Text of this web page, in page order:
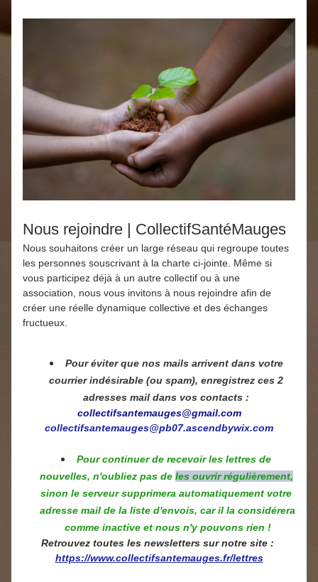
Nous rejoindre | CollectifSantéMauges
Nous souhaitons créer un large réseau qui regroupe toutes
les personnes souscrivant à la charte ci-jointe. Même si
vous participez déjà à un autre collectif ou à une
association, nous vous invitons à nous rejoindre afin de
créer une réelle dynamique collective et des échanges
fructueux.
Pour éviter que nos mails arrivent dans votre
courrier indésirable (ou spam), enregistrez ces 2
adresses mail dans vos contacts :
collectifsantemauges@gmail.com
collectifsantemauges@pb07.ascendbywix.com
Pour continuer de recevoir les lettres de
nouvelles, n'oubliez pas de les ouvrir régulièrement,
sinon le serveur supprimera automatiquement votre
adresse mail de la liste d'envois, car il la considérera
comme inactive et nous n'y pouvons rien !
https://www.collectifsantemauges.fr/lettres